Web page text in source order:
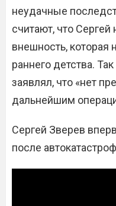
неудачные
считают, что
внешность, которая
раннего детства.
заявлял, что «нет
дальнейшим
Сергей Зверев
после